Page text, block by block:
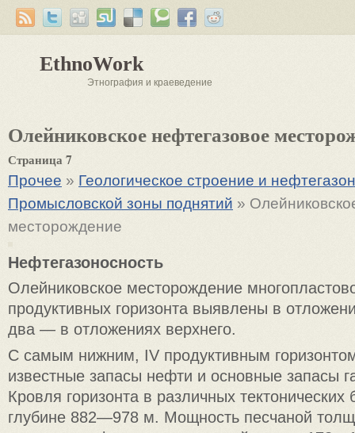
EthnoWork
Этнография и краеведение
Олейниковское нефтегазовое
Страница 7
Прочее » Геологическое строение и
Промысловской зоны поднятий »
месторождение
Нефтегазоносность
Олейниковское месторождение
продуктивных горизонта выявлены в
два — в отложениях верхнего.
С самым нижним, IV продуктивным
известные запасы нефти и основные запасы
Кровля горизонта в различных тектонических
глубине 882—978 м. Мощность песчаной